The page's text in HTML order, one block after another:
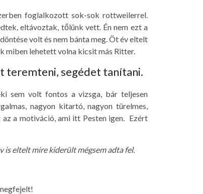
foglalkozott sok-sok rottweilerrel.
eltávoztak, tőlünk vett. Én nem ezt a
volt és nem bánta meg. Öt év eltelt
miben lehetett volna kicsit más Ritter.
teremteni, segédet tanítani.
sem volt fontos a vizsga, bár teljesen
nagyon kitartó, nagyon türelmes,
a motiváció, ami itt Pesten igen. Ezért
is eltelt mire kiderült mégsem adta fel.